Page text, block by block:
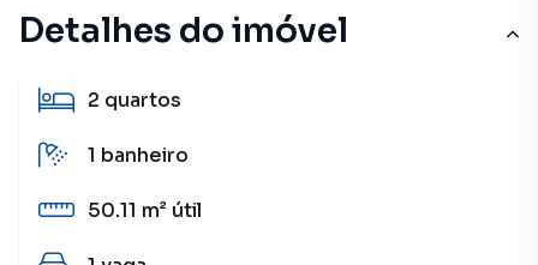
Detalhes do imóvel
2 quartos
1 banheiro
50.11 m² útil